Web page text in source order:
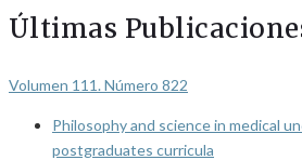
Últimas
Volumen 111. Número 822
Philosophy and science in medical
postgraduates curricula